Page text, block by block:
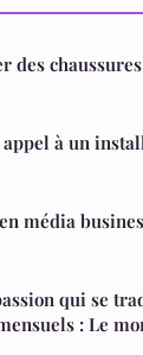
des
à un
média
qui se
: Le